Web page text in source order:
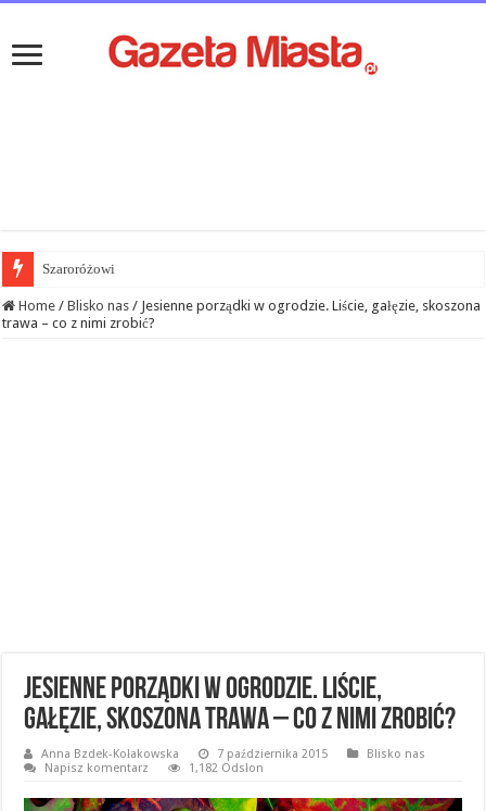
Szaroróżowi
Home / Blisko nas / Jesienne porządki w ogrodzie. Liście, gałęzie, skoszona
trawa – co z nimi zrobić?
Jesienne porządki w ogrodzie. Liście,
gałęzie, skoszona trawa – co z nimi zrobić?
Anna Bzdek-Kołakowska 7 października 2015
Blisko nas
Napisz komentarz
1,182 Odsłon